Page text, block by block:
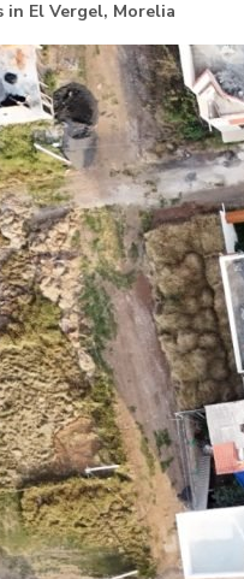
in El Vergel, Morelia